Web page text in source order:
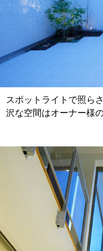
スポットライトで照ら
沢な空間はオーナー様